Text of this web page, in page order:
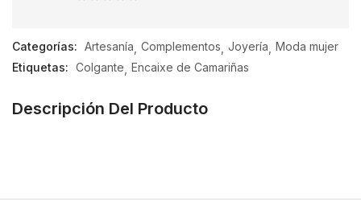
Categorías: Artesanía Complementos Joyería Moda mujer
Etiquetas: Colgante Encaixe de Camariñas
Descripción Del Producto